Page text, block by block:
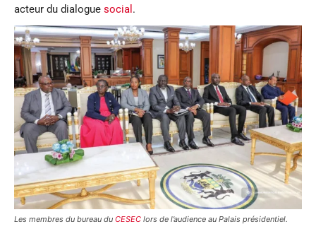
acteur du dialogue social .
Les membres du bureau du CESEC lors de l’audience au Palais présidentiel.